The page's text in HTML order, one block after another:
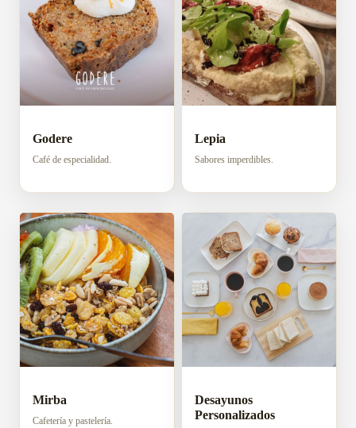
Godere
Café de especialidad.
Lepia
Sabores imperdibles.
Mirba
Cafetería y pastelería.
Desayunos
Personalizados